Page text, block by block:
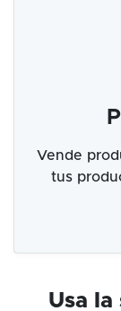
Vende
tus
Usa